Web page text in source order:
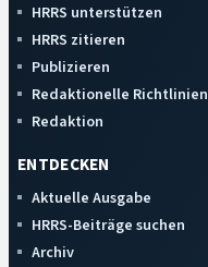
HRRS unterstützen
HRRS zitieren
Publizieren
Redaktionelle Richtlinien
Redaktion
ENTDECKEN
Aktuelle Ausgabe
HRRS-Beiträge suchen
Archiv